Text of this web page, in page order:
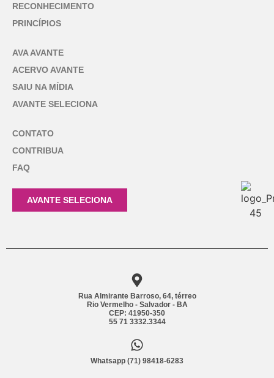
RECONHECIMENTO
PRINCÍPIOS
AVA AVANTE
ACERVO AVANTE
SAIU NA MÍDIA
AVANTE SELECIONA
CONTATO
CONTRIBUA
FAQ
AVANTE SELECIONA
Rua Almirante Barroso, 64, térreo
Rio Vermelho - Salvador - BA
CEP: 41950-350
55 71 3332.3344
Whatsapp (71) 98418-6283